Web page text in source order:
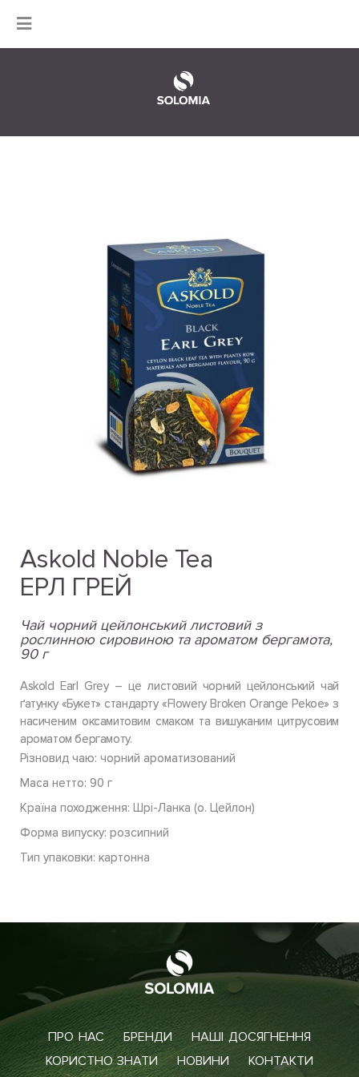
Askold Noble Tea
ЕРЛ ГРЕЙ
Чай чорний цейлонський листовий з
рослинною сировиною та ароматом бергамота,
90 г
Askold Earl Grey – це листовий чорний цейлонський чай
ґатунку «Букет» стандарту «Flowery Broken Orange Pekoe» з
насиченим оксамитовим смаком та вишуканим цитрусовим
ароматом бергамоту.
Різновид чаю: чорний ароматизований
Маса нетто: 90 г
Країна походження: Шрі-Ланка (о. Цейлон)
Форма випуску: розсипний
Тип упаковки: картонна
ПРО НАС БРЕНДИ
НАШІ ДОСЯГНЕННЯ
КОРИСТНО ЗНАТИ
НОВИНИ КОНТАКТИ